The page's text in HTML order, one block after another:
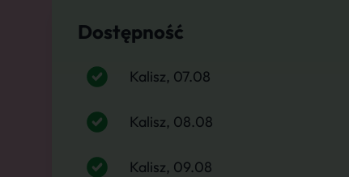
Dostępność
Kalisz, 07.08
Kalisz, 08.08
Kalisz, 09.08